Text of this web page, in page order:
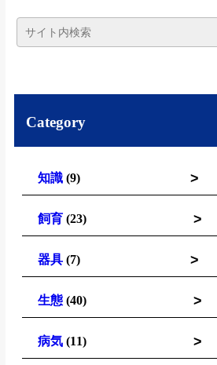
Category
知識(9) >
飼育(23) >
器具(7) >
生態(40) >
病気(11) >